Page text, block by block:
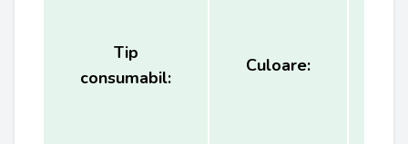
Tip
consumabil:
Culoare: